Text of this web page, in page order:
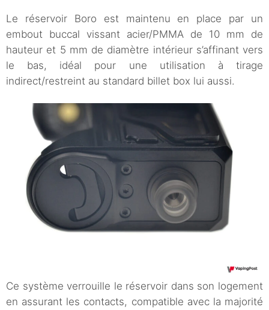
Le réservoir Boro est maintenu en place par un
embout buccal vissant acier/PMMA de 10 mm de
hauteur et 5 mm de diamètre intérieur s’affinant vers
le bas, idéal pour une utilisation à tirage
indirect/restreint au standard billet box lui aussi.
Ce système verrouille le réservoir dans son logement
en assurant les contacts, compatible avec la majorité